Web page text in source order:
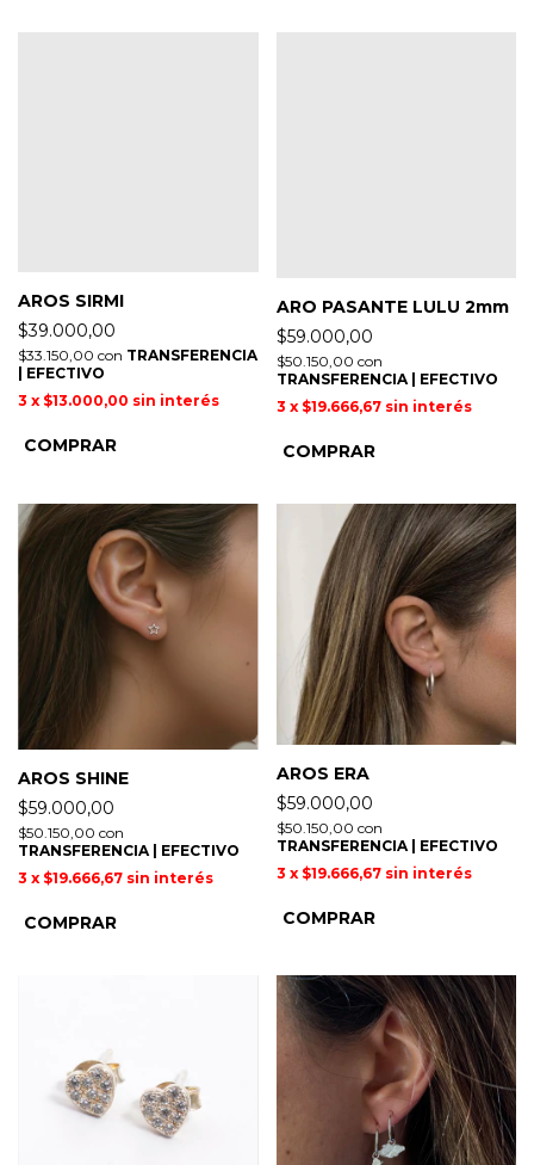
AROS SIRMI
$39.000,00
$33.150,00 con TRANSFERENCIA
| EFECTIVO
3 x $13.000,00 sin interés
ARO PASANTE LULU 2mm
$59.000,00
$50.150,00 con
TRANSFERENCIA | EFECTIVO
3 x $19.666,67 sin interés
AROS SHINE
$59.000,00
$50.150,00 con
TRANSFERENCIA | EFECTIVO
3 x $19.666,67 sin interés
AROS ERA
$59.000,00
$50.150,00 con
TRANSFERENCIA | EFECTIVO
3 x $19.666,67 sin interés